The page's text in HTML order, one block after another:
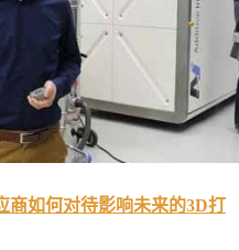
商如何对待影响未来的3D打